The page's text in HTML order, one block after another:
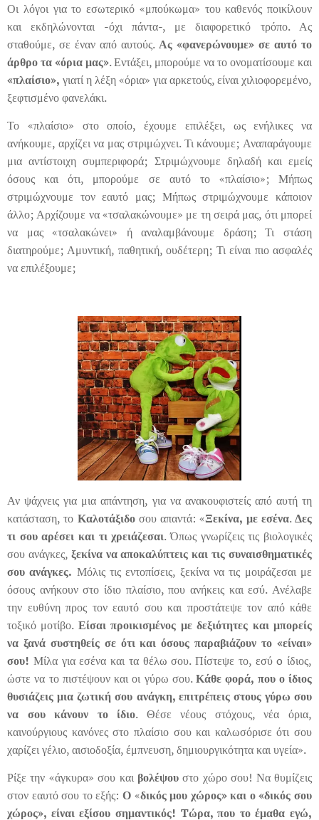
Οι λόγοι για το εσωτερικό «μπούκωμα» του καθενός ποικίλουν
και εκδηλώνονται -όχι πάντα-, με διαφορετικό τρόπο. Ας
σταθούμε, σε έναν από αυτούς. Ας «φανερώνουμε» σε αυτό το
άρθρο τα «όρια μας». Εντάξει, μπορούμε να το ονοματίσουμε και
«πλαίσιο», γιατί η λέξη «όρια» για αρκετούς, είναι χιλιοφορεμένο,
ξεφτισμένο φανελάκι.
Το «πλαίσιο» στο οποίο, έχουμε επιλέξει, ως ενήλικες να
ανήκουμε, αρχίζει να μας στριμώχνει. Τι κάνουμε; Αναπαράγουμε
μια αντίστοιχη συμπεριφορά; Στριμώχνουμε δηλαδή και εμείς
όσους και ότι, μπορούμε σε αυτό το «πλαίσιο»; Μήπως
στριμώχνουμε τον εαυτό μας; Μήπως στριμώχνουμε κάποιον
άλλο; Αρχίζουμε να «τσαλακώνουμε» με τη σειρά μας, ότι μπορεί
να μας «τσαλακώνει» ή αναλαμβάνουμε δράση; Τι στάση
διατηρούμε; Αμυντική, παθητική, ουδέτερη; Τι είναι πιο ασφαλές
να επιλέξουμε;
Αν ψάχνεις για μια απάντηση, για να ανακουφιστείς από αυτή τη
κατάσταση, το Καλοτάξιδοσου απαντά: «Ξεκίνα, με εσένα.Δες
τι σου αρέσει και τι χρειάζεσαι. Όπως γνωρίζεις τις βιολογικές
σου ανάγκες, ξεκίνα να αποκαλύπτεις και τις συναισθηματικές
σου ανάγκες. Μόλις τις εντοπίσεις, ξεκίνα να τις μοιράζεσαι με
όσους ανήκουν στο ίδιο πλαίσιο, που ανήκεις και εσύ. Ανέλαβε
την ευθύνη προς τον εαυτό σου και προστάτεψε τον από κάθε
τοξικό μοτίβο. Είσαι προικισμένος με δεξιότητες και μπορείς
να ξανά συστηθείς σε ότι και όσους παραβιάζουντο «είναι»
σου! Μίλα για εσένα και τα θέλω σου. Πίστεψε το, εσύ o ίδιος,
ώστε να το πιστέψουν και οι γύρω σου.Κάθε φορά, που ο ίδιος
θυσιάζεις μια ζωτική σου ανάγκη, επιτρέπεις στους γύρω σου
να σου κάνουν το ίδιο. Θέσε νέους στόχους, νέα όρια,
καινούργιους κανόνες στο πλαίσιο σου και καλωσόρισε ότι σου
χαρίζει γέλιο, αισιοδοξία, έμπνευση, δημιουργικότητα και υγεία».
Ρίξε την «άγκυρα» σου και βολέψουστο χώρο σου! Να θυμίζεις
στον εαυτό σου το εξής: Ο«δικός μου χώρος» και ο «δικός σου
χώρος», είναι εξίσου σημαντικός! Tώρα, που το έμαθα εγώ,